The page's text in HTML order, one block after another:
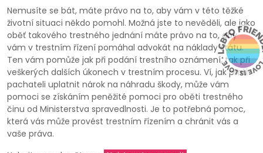
Nemusíte se bát, máte právo na to, aby vám v této těžké
životní situaci někdo pomohl. Možná jste to nevěděli, ale jako
oběť takového trestného jednání máte právo na to, aby
vám v trestním řízení pomáhal advokát na náklady státu.
Ten vám pomůže jak při podání trestního oznámení, tak při
veškerých dalších úkonech v trestním procesu. Ví, jak proti
pachateli uplatnit nárok na náhradu škody, může vám
pomoci se získáním peněžité pomoci pro oběti trestného
činu od Ministerstva spravedlnosti. Je to potřebná pomoc,
která vás může provést trestním řízením a chránit vás a
vaše práva.